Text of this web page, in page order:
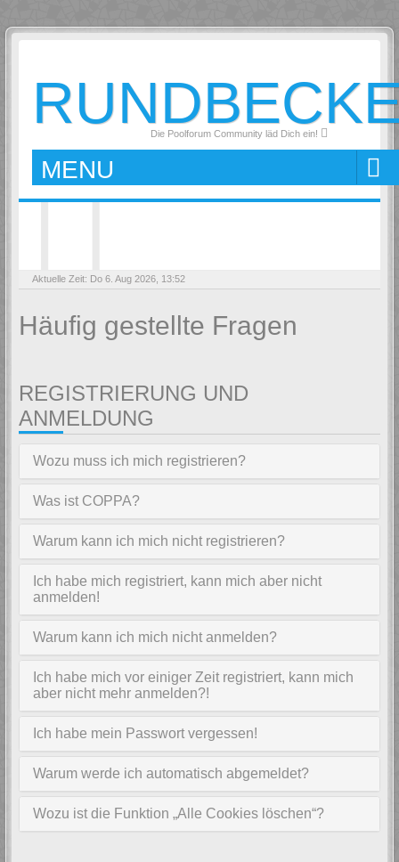
Die Poolforum Community läd Dich ein!
MENU
Aktuelle Zeit: Do 6. Aug 2026, 13:52
Häufig gestellte Fragen
REGISTRIERUNG UND
ANMELDUNG
Wozu muss ich mich registrieren?
Was ist COPPA?
Warum kann ich mich nicht registrieren?
Ich habe mich registriert, kann mich aber nicht
anmelden!
Warum kann ich mich nicht anmelden?
Ich habe mich vor einiger Zeit registriert, kann mich
aber nicht mehr anmelden?!
Ich habe mein Passwort vergessen!
Warum werde ich automatisch abgemeldet?
Wozu ist die Funktion „Alle Cookies löschen“?